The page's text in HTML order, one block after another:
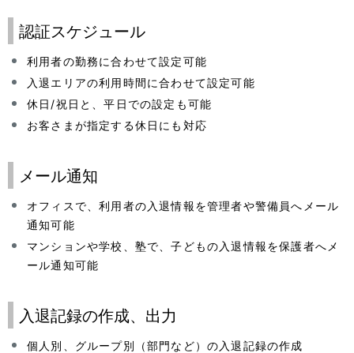
認証スケジュール
利用者の勤務に合わせて設定可能
入退エリアの利用時間に合わせて設定可能
休日/祝日と、平日での設定も可能
お客さまが指定する休日にも対応
メール通知
オフィスで、利用者の入退情報を管理者や警備員へメール
通知可能
マンションや学校、塾で、子どもの入退情報を保護者へメ
ール通知可能
入退記録の作成、出力
個人別、グループ別（部門など）の入退記録の作成